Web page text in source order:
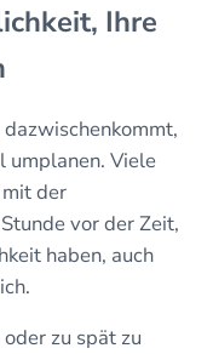
Ihre
umplanen. Viele
der
vor der Zeit,
haben, auch
zu spät zu